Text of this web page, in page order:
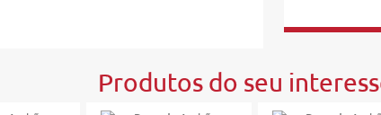
Produtos do seu